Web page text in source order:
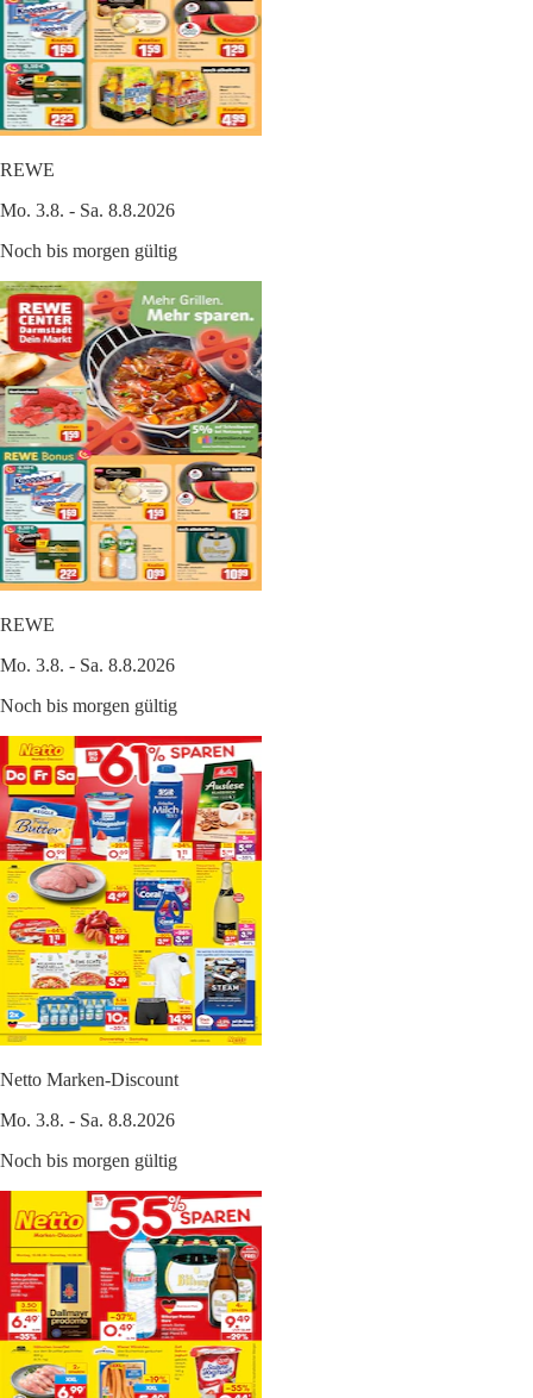
REWE
Mo. 3.8. - Sa. 8.8.2026
Noch bis morgen gültig
REWE
Mo. 3.8. - Sa. 8.8.2026
Noch bis morgen gültig
Netto Marken-Discount
Mo. 3.8. - Sa. 8.8.2026
Noch bis morgen gültig